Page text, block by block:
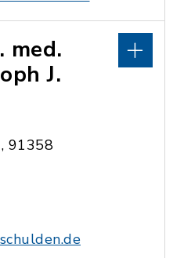
med.
J.
91358